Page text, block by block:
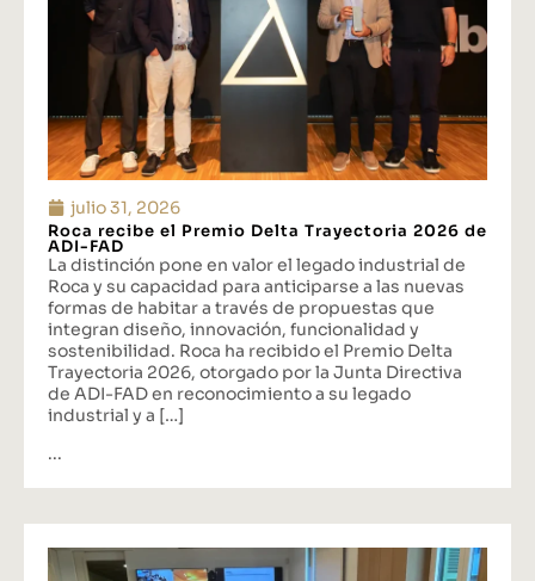
julio 31, 2026
Roca recibe el Premio Delta Trayectoria 2026 de
ADI-FAD
La distinción pone en valor el legado industrial de
Roca y su capacidad para anticiparse a las nuevas
formas de habitar a través de propuestas que
integran diseño, innovación, funcionalidad y
sostenibilidad. Roca ha recibido el Premio Delta
Trayectoria 2026, otorgado por la Junta Directiva
de ADI-FAD en reconocimiento a su legado
industrial y a […]
...